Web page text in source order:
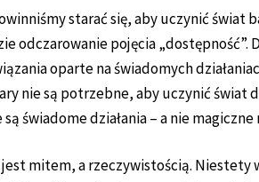
starać się, aby uczynić
odczarowanie pojęcia „dostępność”.
oparte na świadomych
nie są potrzebne, aby uczynić świat
świadome działania – a nie magiczne
mitem, a rzeczywistością. Niestety